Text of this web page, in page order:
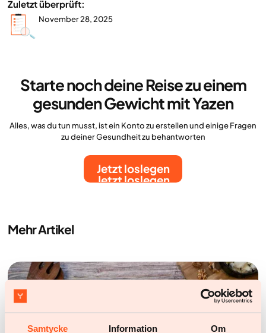
Samtycke Information Om
Zuletzt überprüft:
November 28, 2025
Starte noch deine Reise zu einem
gesunden Gewicht mit Yazen
Alles, was du tun musst, ist ein Konto zu erstellen und einige Fragen
zu deiner Gesundheit zu behantworten
Jetzt loslegen
Jetzt loslegen
Mehr Artikel